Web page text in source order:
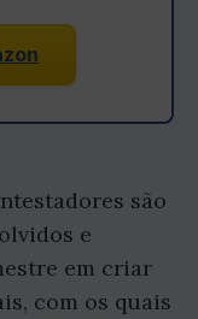
são
e
em criar
com os quais